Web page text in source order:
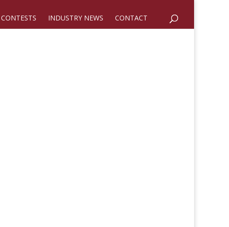
CONTESTS INDUSTRY NEWS CONTACT